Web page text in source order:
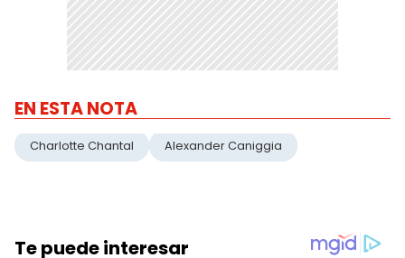
EN ESTA NOTA
Charlotte Chantal Alexander Caniggia